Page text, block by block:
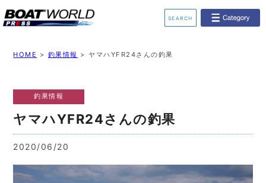
SEARCH
業界ニュース
HOME > 釣果情報 > ヤマハYFR24さんの釣果
釣果情報
ヤマハYFR24さんの釣果
2020/06/20